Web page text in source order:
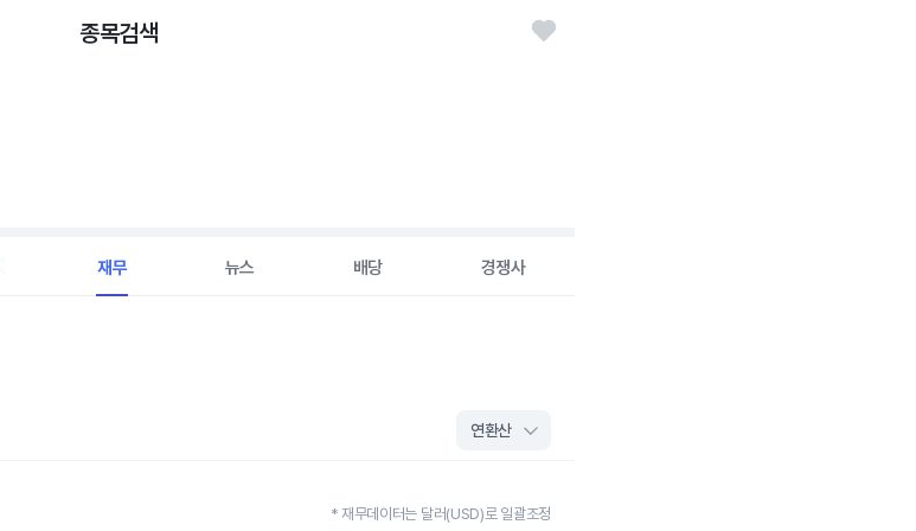
종목검색
재무 뉴스 배당 경쟁사
* 재무데이터는 달러(USD)로 일괄조정